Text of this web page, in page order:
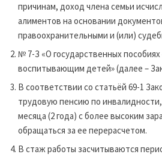
причинам, доход члена семьи
алиментов на основании
правоохранительными и (или)
№ 7-З «О государственных
воспитывающим детей» (далее –
В соответствии со статьёй 69-1
трудовую пенсию по
месяца (2 года) с более высоким
обращаться за ее перерасчетом.
В стаж работы засчитываются